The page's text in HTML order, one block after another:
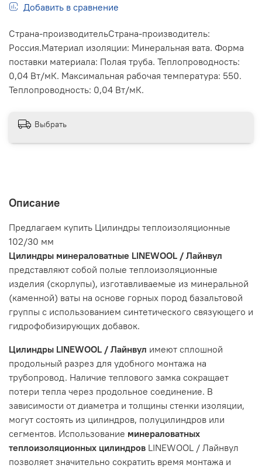
Добавить в сравнение
Страна-производительСтрана-производитель:
Россия.Материал изоляции: Минеральная вата. Форма
поставки материала: Полая труба. Теплопроводность:
0,04 Вт/мК. Максимальная рабочая температура: 550.
Теплопроводность: 0,04 Вт/мК.
Выбрать
Описание
Предлагаем купить Цилиндры теплоизоляционные
102/30 мм
Цилиндры минераловатные LINEWOOL / Лайнвул
представляют собой полые теплоизоляционные
изделия (скорлупы), изготавливаемые из минеральной
(каменной) ваты на основе горных пород базальтовой
группы с использованием синтетического связующего и
гидрофобизирующих добавок.
Цилиндры LINEWOOL / Лайнвул имеют сплошной
продольный разрез для удобного монтажа на
трубопровод. Наличие теплового замка сокращает
потери тепла через продольное соединение. В
зависимости от диаметра и толщины стенки изоляции,
могут состоять из цилиндров, полуцилиндров или
сегментов. Использование минераловатных
теплоизоляционных цилиндров LINEWOOL / Лайнвул
позволяет значительно сократить время монтажа и